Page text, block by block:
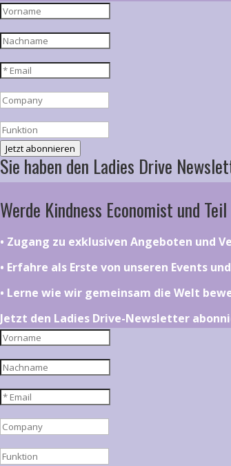
Jetzt abonnieren
Sie haben den Ladies Drive
Werde Kindness Economist und
•⁠ ⁠⁠Zugang zu exklusiven Angeboten und
•⁠ ⁠⁠Erfahre als Erste von unseren Events
•⁠ ⁠⁠Lerne wie wir gemeinsam die Welt
Jetzt den Ladies Drive-Newsletter